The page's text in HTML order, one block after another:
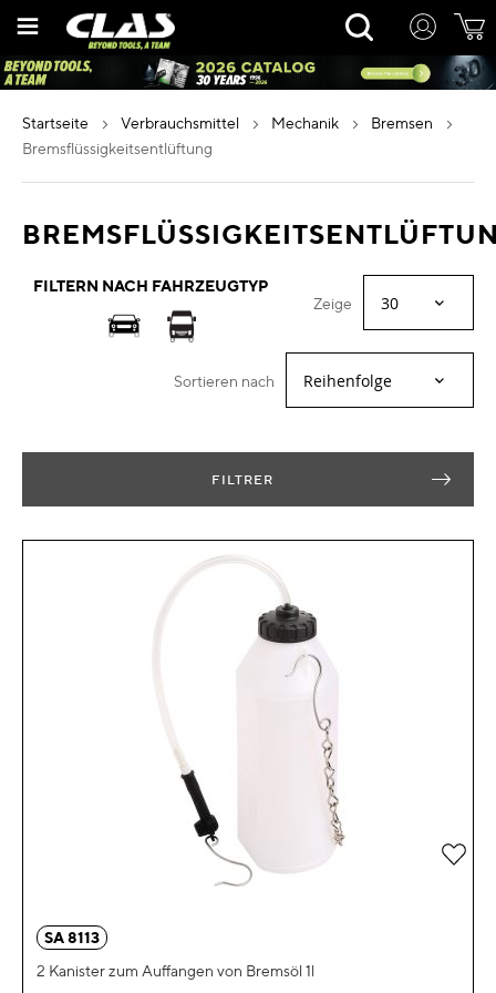
Inhalt
Rechercher
startseite verbrauchsmittel mechanik
bremsen
bremsflüssigkeitsentlüftung
FILTERN NACH FAHRZEUGTYP
Zeige
Sortieren nach
FILTRER
SA 8113
2 Kanister zum Auffangen von Bremsöl 1l
Zur